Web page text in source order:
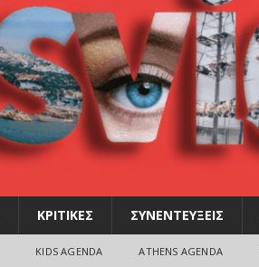
ΚΡΙΤΙΚΕΣ ΣΥΝΕΝΤΕΥΞΕΙΣ
KIDS AGENDA ATHENS AGENDA